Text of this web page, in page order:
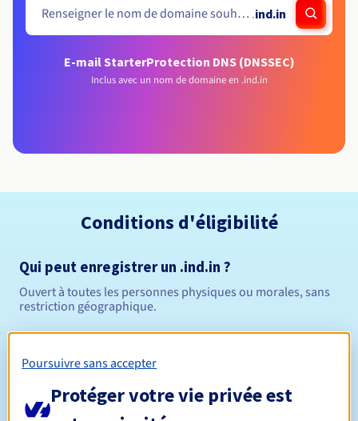
.ind.in
E-mail StarterProtection DNS (DNSSEC)
Inclus avec un nom de domaine en .ind.in
Conditions d'éligibilité
Qui peut enregistrer un .ind.in ?
Ouvert à toutes les personnes physiques ou morales, sans
restriction géographique.
Durée de réservation
Poursuivre sans accepter
Protéger votre vie privée est